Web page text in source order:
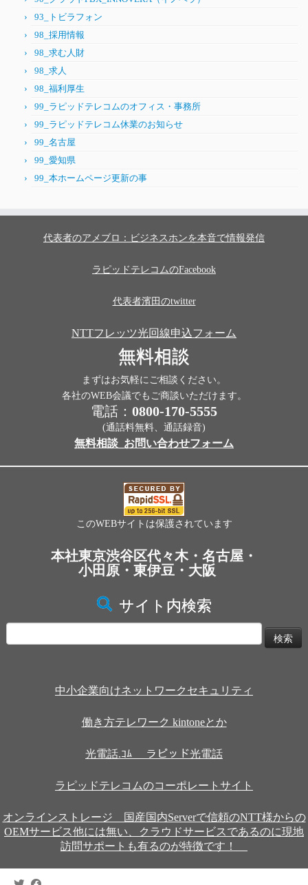
93_トビラフォン
98_採用情報
98_求む人財
98_求人
98_福利厚生
99_ラピッドテレコムのオフィス・事務所
99_ラピッドテレコム休業のお知らせ
99_名古屋
99_愛知県
99_本ホームページ更新の事
代表者のアメブロ：ビジネスホンを本音で情報発信
ラピッドテレコムのFacebook
代表者濱田のtwitter
NTTフレッツ光回線申込フォーム
無料相談
まずはお気軽にご相談ください。
各社のWEB会議でもご商談いただけます。
電話： 0800-170-5555
(通話料無料、通話録音)
無料相談_お問い合わせフォーム
このWEBサイトは保護されています
本社東京渋谷区代々木・名古屋・
小田原・東伊豆・大阪
サイト内検索
索:
中小企業向けネットワークセキュリティ
働き方テレワーク kintoneとか
光電話.ｺﾑ ラピッド光電話
ラピッドテレコムのコーポレートサイト
オンラインストレージ 国産国内Serverで信頼のNTT様からの
OEMサービス他には無い、クラウドサービスであるのに現地
訪問サポートも有るのが特徴です！